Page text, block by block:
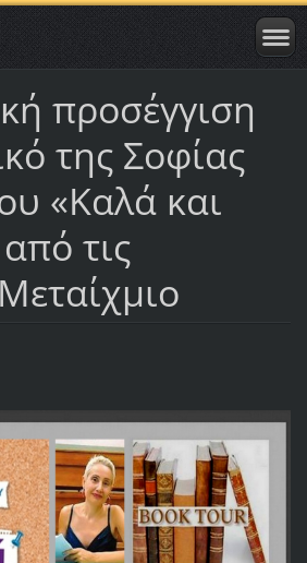
προσέγγιση
της Σοφίας
«Καλά και
τις